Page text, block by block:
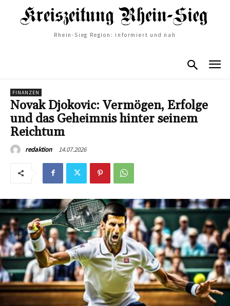
Rhein-Sieg Region: informiert und nah
FINANZEN
Novak Djokovic: Vermögen, Erfolge
und das Geheimnis hinter seinem
Reichtum
redaktion 14.07.2026